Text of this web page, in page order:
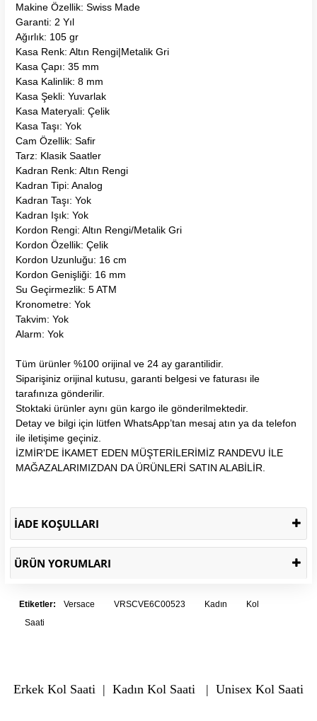
Makine Özellik: Swiss Made
Garanti: 2 Yıl
Ağırlık: 105 gr
Kasa Renk: Altın Rengi|Metalik Gri
Kasa Çapı: 35 mm
Kasa Kalinlik: 8 mm
Kasa Şekli: Yuvarlak
Kasa Materyali: Çelik
Kasa Taşı: Yok
Cam Özellik: Safir
Tarz: Klasik Saatler
Kadran Renk: Altın Rengi
Kadran Tipi: Analog
Kadran Taşı: Yok
Kadran Işık: Yok
Kordon Rengi: Altın Rengi/Metalik Gri
Kordon Özellik: Çelik
Kordon Uzunluğu: 16 cm
Kordon Genişliği: 16 mm
Su Geçirmezlik: 5 ATM
Kronometre: Yok
Takvim: Yok
Alarm: Yok
Tüm ürünler %100 orijinal ve 24 ay garantilidir.
Siparişiniz orijinal kutusu, garanti belgesi ve faturası ile
tarafınıza gönderilir.
Stoktaki ürünler aynı gün kargo ile gönderilmektedir.
Detay ve bilgi için lütfen WhatsApp’tan mesaj atın ya da telefon
ile iletişime geçiniz.
İZMİR'DE İKAMET EDEN MÜŞTERİLERİMİZ RANDEVU İLE
MAĞAZALARIMIZDAN DA ÜRÜNLERİ SATIN ALABİLİR.
İADE KOŞULLARI
ÜRÜN YORUMLARI
Etiketler: Versace VRSCVE6C00523 Kadın
Kol
Saati
Erkek Kol Saati | Kadın Kol Saati | Unisex Kol Saati